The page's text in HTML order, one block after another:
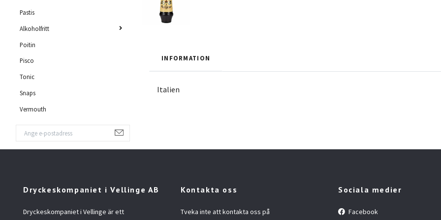
Pastis
Alkoholfritt
Poitin
Pisco
Tonic
Snaps
Vermouth
INFORMATION
Italien
Dryckeskompaniet i Vellinge AB
Dryckeskompaniet i Vellinge är ett
Kontakta oss
Tveka inte att kontakta oss på
Sociala medier
Facebook